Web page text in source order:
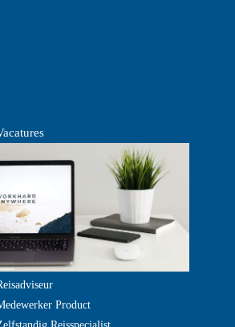
Product